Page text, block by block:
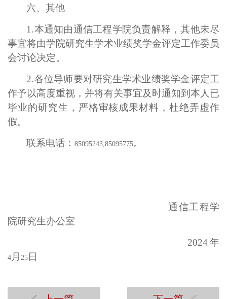
六、其他
1.本通知由通信工程学院负责解释，其他未尽
事宜将由学院研究生学术业绩奖学金评定工作委员
会讨论决定。
2.各位导师要对研究生学术业绩奖学金评定工
作予以高度重视，并将有关事宜及时通知到本人已
毕业的研究生，严格审核成果材料，杜绝弄虚作
假。
联系电话：85095243,85095775。
通信工程学
院研究生办公室
2024年
4 月 25 日